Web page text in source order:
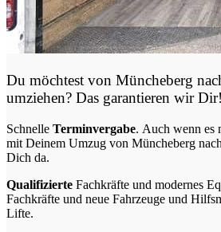
Du möchtest von Müncheberg
umziehen? Das garantieren wir Dir!
Schnelle Terminvergabe. Auch wenn es
mit Deinem Umzug von Müncheberg
Dich da.
Qualifizierte Fachkräfte und modernes
Fachkräfte und neue Fahrzeuge und
Lifte.